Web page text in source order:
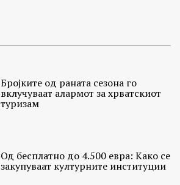
Бројките од раната сезона го
вклучуваат алармот за хрватскиот
туризам
Од бесплатно до 4.500 евра: Како се
закупуваат културните институции